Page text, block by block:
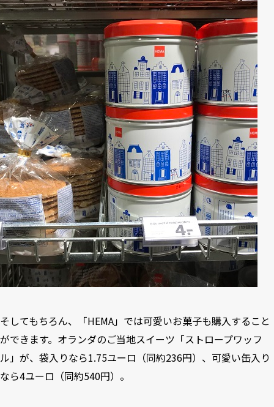
そしてもちろん、「HEMA」では可愛いお菓子も購入すること
ができます。オランダのご当地スイーツ「ストロープワッフ
ル」が、袋入りなら1.75ユーロ（同約236円）、可愛い缶入り
なら4ユーロ（同約540円）。